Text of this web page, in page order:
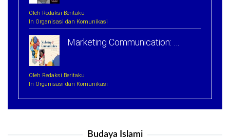
Oleh Redaksi Beritaku
In Organisasi dan Komunikasi
Marketing Communication: …
Oleh Redaksi Beritaku
In Organisasi dan Komunikasi
Budaya Islami